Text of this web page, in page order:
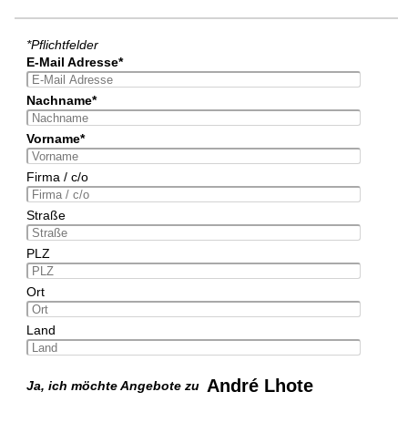
*Pflichtfelder
E-Mail Adresse*
Nachname*
Vorname*
Firma / c/o
Straße
PLZ
Ort
Land
Ja, ich möchte Angebote zu André Lhote